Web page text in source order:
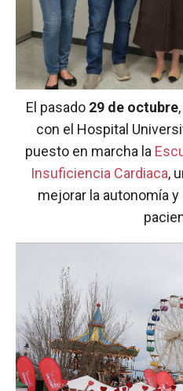
El pasado 29 de octubre,
con el Hospital
puesto en marcha la
Insuficiencia Cardiaca,
mejorar la autonomía